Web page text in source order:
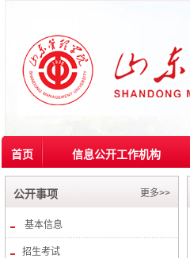
首页 信息公开工作机构
公开事项 更多>>
基本信息
招生考试